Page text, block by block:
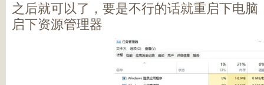
之后就可以了，要是不行的话就重启下电
启下资源管理器